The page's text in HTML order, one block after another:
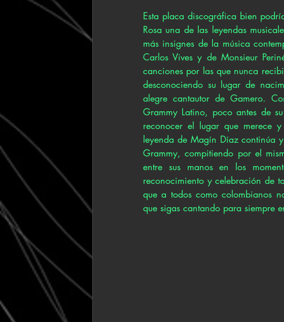
Esta placa discográfica bien
Rosa una de las leyendas
más insignes de la música
Carlos Vives y de Monsieur
canciones por las que nunca
desconociendo su lugar de
alegre cantautor de Gamero.
Grammy Latino, poco antes de
reconocer el lugar que merece
leyenda de Magín Díaz continúa
Grammy, compitiendo por el
entre sus manos en los
reconocimiento y celebración de
que a todos como colombianos
que sigas cantando para siempre